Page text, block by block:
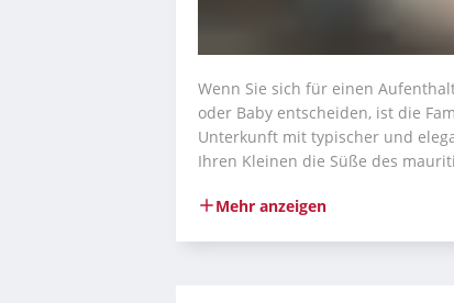
Wenn Sie sich für einen
oder Baby entscheiden, ist die
Unterkunft mit typischer und
Ihren Kleinen die Süße des
Mehr anzeigen